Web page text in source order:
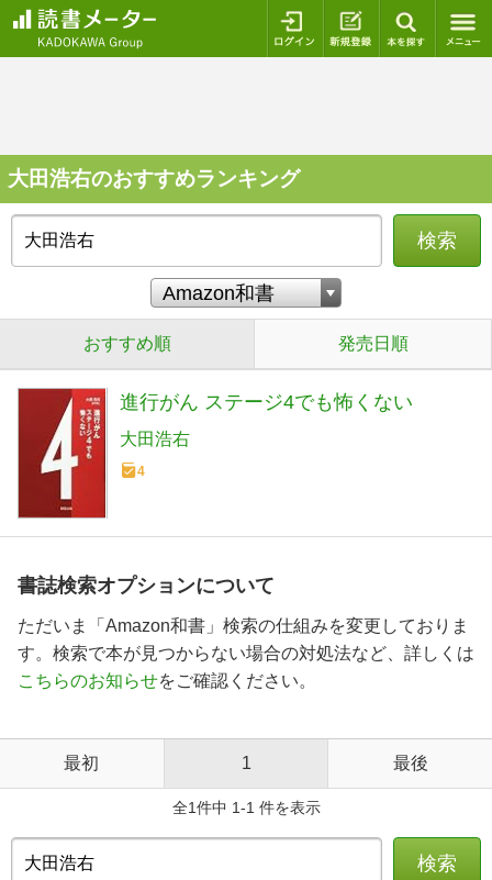
ログイン 新規登録
大田浩右のおすすめランキング
検索
おすすめ順 発売日順
進行がん ステージ4でも怖くない
大田浩右
4
書誌検索オプションについて
ただいま「Amazon和書」検索の仕組みを変更しておりま
す。検索で本が見つからない場合の対処法など、詳しくは
こちらのお知らせをご確認ください。
最初 1 最後
全1件中 1-1 件を表示
検索